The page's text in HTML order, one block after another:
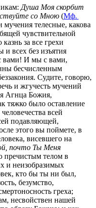
Душа Моя скорбит
со Мною (Мф.
телесные, какова
чувствительной
за все грехи
и всех без изъятия
вами! И мы с вами,
бесчисленным
Судите, говорю,
и жгучесть мучений
Агнца Божия,
тяжко было оставление
всей
подавляющей,
этого вы поймете, в
висевшего на
почто Ты Меня
пречистым телом в
и неизобразимых
кто бы ты ни был,
безумство,
греха;
несвойствен нашей